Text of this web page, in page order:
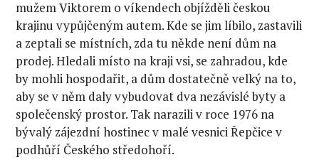
mužem Viktorem o víkendech objížděli českou
krajinu vypůjčeným autem. Kde se jim líbilo, zastavili
a zeptali se místních, zda tu někde není dům na
prodej. Hledali místo na kraji vsi, se zahradou, kde
by mohli hospodařit, a dům dostatečně velký na to,
aby se v něm daly vybudovat dva nezávislé byty a
společenský prostor. Tak narazili v roce 1976 na
bývalý zájezdní hostinec v malé vesnici Řepčice v
podhůří Českého středohoří.